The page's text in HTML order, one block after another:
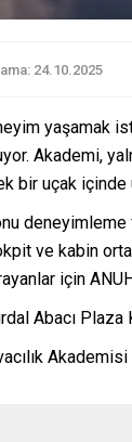
24.10.2025
yaşamak
Akademi,
bir uçak içinde
deneyimleme
ve kabin
için
Abacı
Akademisi